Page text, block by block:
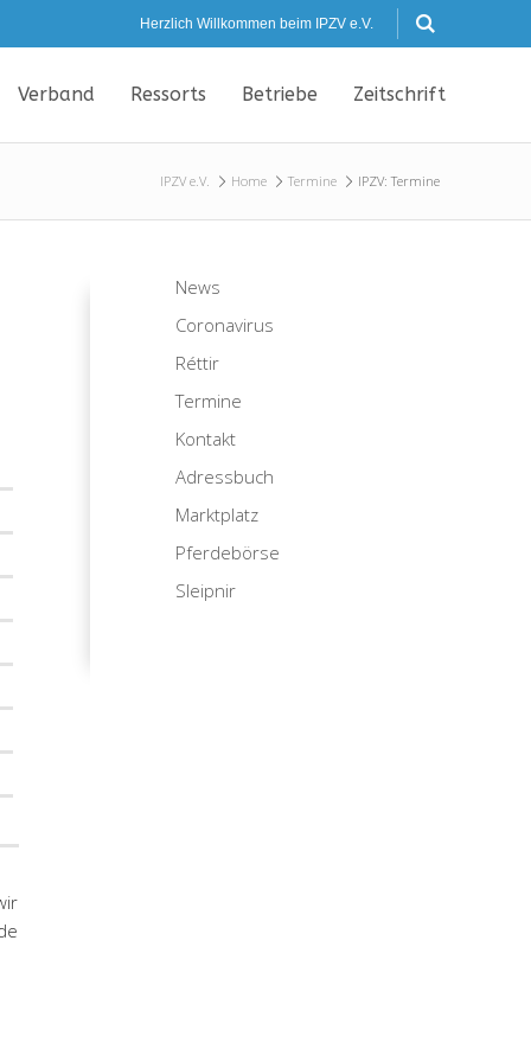
Herzlich Willkommen beim IPZV e.V.
Verband Ressorts Betriebe Zeitschrift
IPZV e.V. Home Termine IPZV: Termine
News
Coronavirus
Réttir
Termine
Kontakt
Adressbuch
Marktplatz
Pferdebörse
Sleipnir